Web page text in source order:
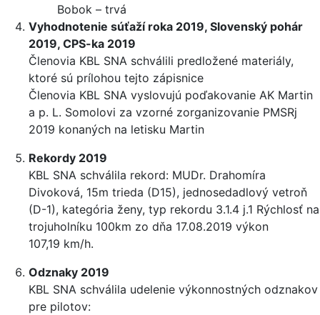
Bobok – trvá
Vyhodnotenie súťaží roka 2019, Slovenský pohár
2019, CPS-ka 2019
Členovia KBL SNA schválili predložené materiály,
ktoré sú prílohou tejto zápisnice
Členovia KBL SNA vyslovujú poďakovanie AK Martin
a p. L. Somolovi za vzorné zorganizovanie PMSRj
2019 konaných na letisku Martin
Rekordy 2019
KBL SNA schválila rekord: MUDr. Drahomíra
Divoková, 15m trieda (D15), jednosedadlový vetroň
(D-1), kategória ženy, typ rekordu 3.1.4 j.1 Rýchlosť na
trojuholníku 100km zo dňa 17.08.2019 výkon
107,19 km/h.
Odznaky 2019
KBL SNA schválila udelenie výkonnostných odznakov
pre pilotov: